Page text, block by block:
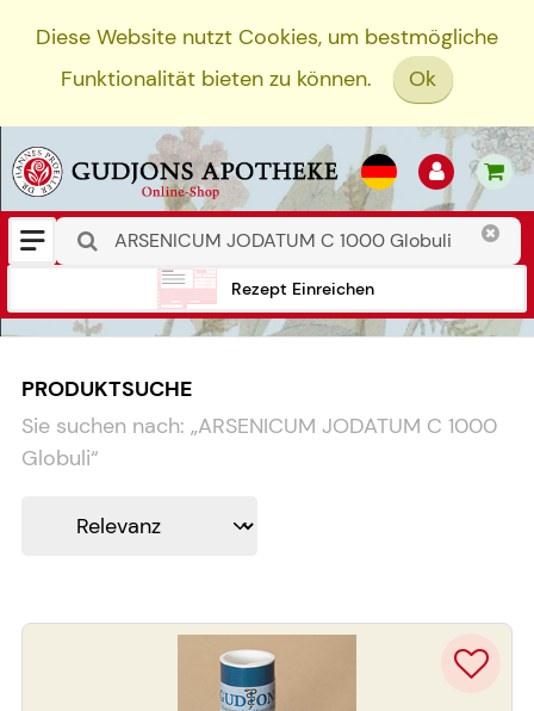
Diese Website nutzt Cookies, um bestmögliche
Funktionalität bieten zu können.
Ok
Rezept Einreichen
PRODUKTSUCHE
Sie suchen nach: „ARSENICUM JODATUM C 1000
Globuli“